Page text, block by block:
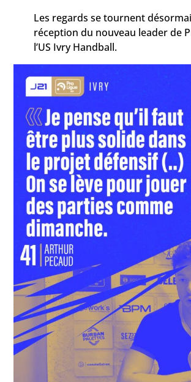
Les regards se tournent
réception du nouveau leader de
l’US Ivry Handball.